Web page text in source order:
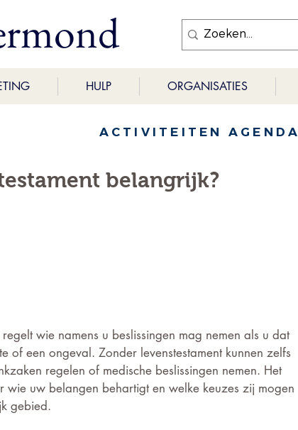
HULP ORGANISATIES
ACTIVITEITEN AGENDA
belangrijk?
wie namens u beslissingen mag nemen als u dat
of een ongeval. Zonder levenstestament kunnen zelfs
regelen of medische beslissingen nemen. Het
wie uw belangen behartigt en welke keuzes zij mogen
gebied.